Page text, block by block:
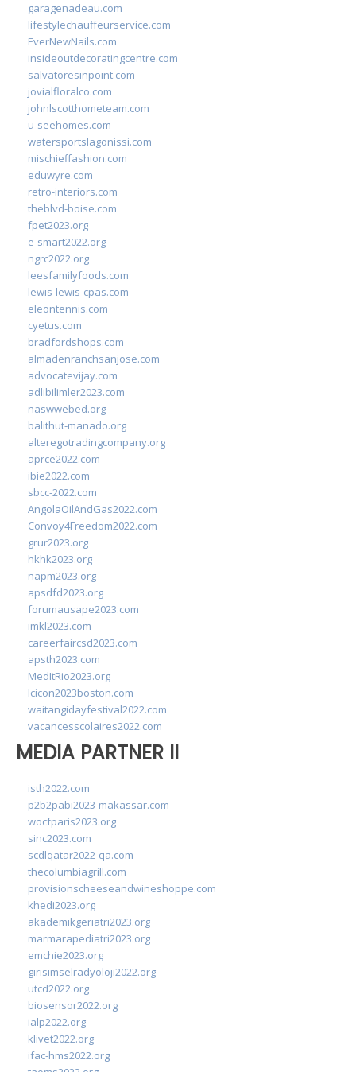
garagenadeau.com
lifestylechauffeurservice.com
EverNewNails.com
insideoutdecoratingcentre.com
salvatoresinpoint.com
jovialfloralco.com
johnlscotthometeam.com
u-seehomes.com
watersportslagonissi.com
mischieffashion.com
eduwyre.com
retro-interiors.com
theblvd-boise.com
fpet2023.org
e-smart2022.org
ngrc2022.org
leesfamilyfoods.com
lewis-lewis-cpas.com
eleontennis.com
cyetus.com
bradfordshops.com
almadenranchsanjose.com
advocatevijay.com
adlibilimler2023.com
naswwebed.org
balithut-manado.org
alteregotradingcompany.org
aprce2022.com
ibie2022.com
sbcc-2022.com
AngolaOilAndGas2022.com
Convoy4Freedom2022.com
grur2023.org
hkhk2023.org
napm2023.org
apsdfd2023.org
forumausape2023.com
imkl2023.com
careerfaircsd2023.com
apsth2023.com
MedItRio2023.org
lcicon2023boston.com
waitangidayfestival2022.com
vacancesscolaires2022.com
MEDIA PARTNER II
isth2022.com
p2b2pabi2023-makassar.com
wocfparis2023.org
sinc2023.com
scdlqatar2022-qa.com
thecolumbiagrill.com
provisionscheeseandwineshoppe.com
khedi2023.org
akademikgeriatri2023.org
marmarapediatri2023.org
emchie2023.org
girisimselradyoloji2022.org
utcd2022.org
biosensor2022.org
ialp2022.org
klivet2022.org
ifac-hms2022.org